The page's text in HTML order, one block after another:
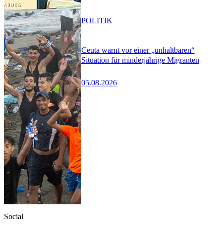
Ceuta warnt vor einer „unhaltbaren“
Situation für minderjährige Migranten
05.08.2026
POLITIK
Social